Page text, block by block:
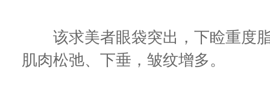
该求美者眼袋突出，下睑重度脂
肌肉松弛、下垂，皱纹增多。